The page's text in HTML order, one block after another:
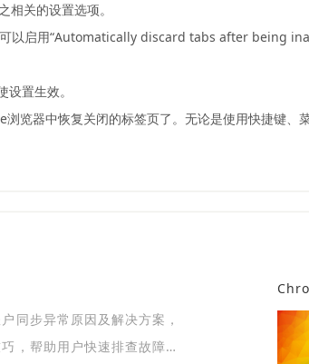
关的设置选项。
以启用“Automatically discard tabs after being
置生效。
览器中恢复关闭的标签页了。无论是使用快捷键
同步异常原因及解决方案，
，帮助用户快速排查故障，